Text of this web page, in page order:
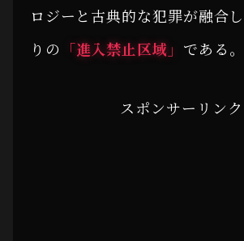
ロジーと古典的な犯罪が融合
りの 「進入禁止区域」 である。
スポンサーリンク